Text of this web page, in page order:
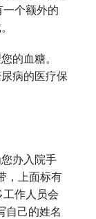
个额外的
的血糖。
病的医疗保
办入院手
，上面标有
作人员会
自己的姓名